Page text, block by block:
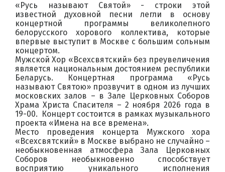
«Русь называют Святой» - строки этой
известной духовной песни легли в основу
концертной программы великолепного
белорусского хорового коллектива, которые
впервые выступит в Москве с большим сольным
концертом.
Мужской Хор «Всехсвятский» без преувеличения
является национальным достоянием республики
Беларусь. Концертная программа «Русь
называют Святою» прозвучит в одном из лучших
московских залов – в Зале Церковных Соборов
Храма Христа Спасителя – 2 ноября 2026 года в
19-00. Концерт состоится в рамках музыкального
проекта «Имена на все времена».
Место проведения концерта Мужского хора
«Всехсвятский» в Москве выбрано не случайно –
необыкновенная атмосфера Зала Церковных
Соборов необыкновенно способствует
восприятию уникального исполнения